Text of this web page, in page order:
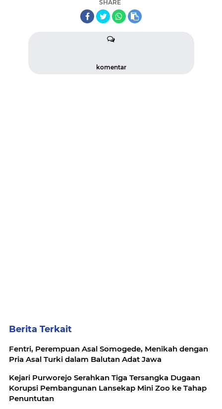
SHARE
komentar
Berita Terkait
Fentri, Perempuan Asal Somogede, Menikah dengan
Pria Asal Turki dalam Balutan Adat Jawa
Kejari Purworejo Serahkan Tiga Tersangka Dugaan
Korupsi Pembangunan Lansekap Mini Zoo ke Tahap
Penuntutan